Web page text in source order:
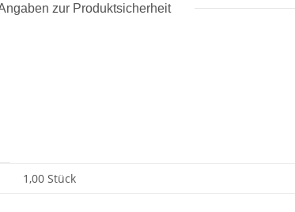
zur Produktsicherheit
1,00 Stück